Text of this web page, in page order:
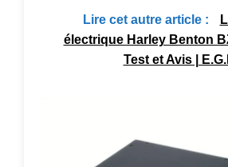
Lire cet autre article :
électrique Harley Benton
Test et Avis |